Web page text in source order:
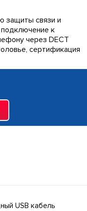
защиты связи и
к
через DECT
сертификация
USB кабель